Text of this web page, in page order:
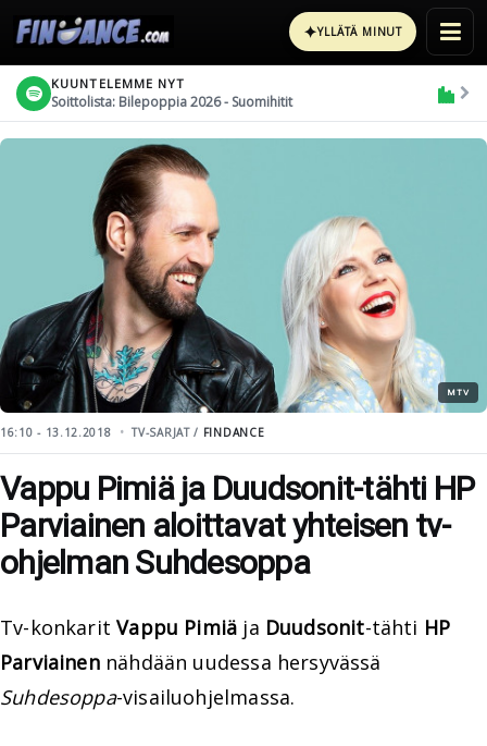
✦YLLÄTÄ MINUT
KUUNTELEMME NYT
Soittolista: Bilepoppia 2026 - Suomihitit
MTV
16:10 - 13.12.2018 TV-SARJAT / FINDANCE
Vappu Pimiä ja Duudsonit-tähti HP
Parviainen aloittavat yhteisen tv-
ohjelman Suhdesoppa
Tv-konkaritVappu Pimiä ja Duudsonit-tähti HP
Parviainennähdään uudessa hersyvässä
Suhdesoppa-visailuohjelmassa.